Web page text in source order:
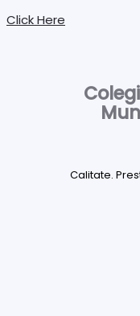
Click Here
Calitate.